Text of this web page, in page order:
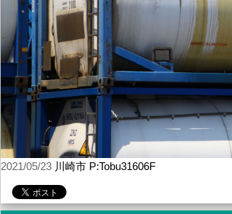
2021/05/23 川崎市 P:Tobu31606F